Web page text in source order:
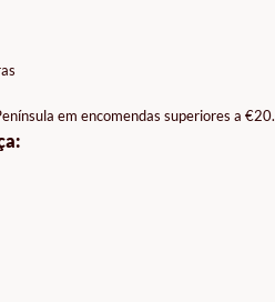
em encomendas superiores a €20.